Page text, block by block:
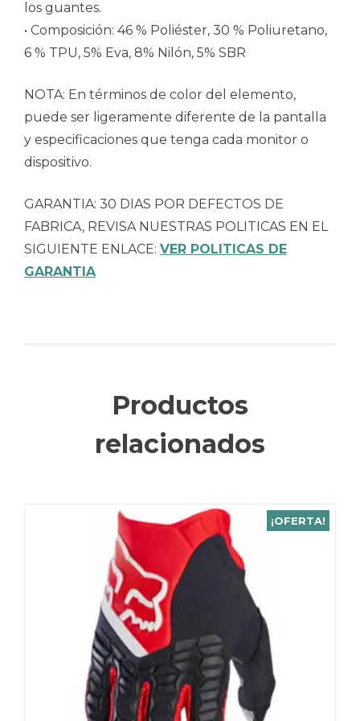
los guantes.
• Composición: 46 % Poliéster, 30 % Poliuretano,
6 % TPU, 5% Eva, 8% Nilón, 5% SBR
NOTA: En términos de color del elemento,
puede ser ligeramente diferente de la pantalla
y especificaciones que tenga cada monitor o
dispositivo.
GARANTIA: 30 DIAS POR DEFECTOS DE
FABRICA, REVISA NUESTRAS POLITICAS EN EL
SIGUIENTE ENLACE: VER POLITICAS DE
GARANTIA
Productos
relacionados
¡OFERTA!